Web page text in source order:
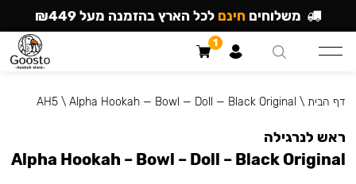
דף הבית \
AH5\ Alpha Hookah — Bowl — Doll — Black Original
ראש לנרגילה
Alpha Hookah – Bowl – Doll – Black Original
משלוחים חינם לכל הארץ בהזמנה מעל ₪449
1